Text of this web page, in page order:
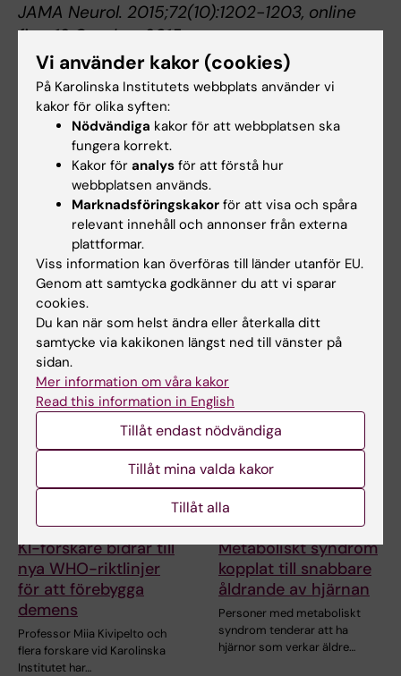
JAMA Neurol. 2015;72(10):1202-1203, online
first 12 October 2015,
doi:10.1001/jamaneurol.2015.1513
Åldrande Alzheimers sjukdom
Uppdaterad av:
Gunilla Sonnebring 2020-11-26
Dela
Relaterade artiklar
23 jul 2026
KI-forskare bidrar till
nya WHO-riktlinjer
för att förebygga
demens
Professor Miia Kivipelto och
flera forskare vid Karolinska
Institutet har…
14 jul 2026
Metaboliskt syndrom
kopplat till snabbare
åldrande av hjärnan
Personer med metaboliskt
syndrom tenderar att ha
hjärnor som verkar äldre…
Vi använder kakor (cookies)
På Karolinska Institutets webbplats använder vi
kakor för olika syften:
Nödvändiga kakor för att webbplatsen ska
fungera korrekt.
Kakor för analys för att förstå hur
webbplatsen används.
Marknadsföringskakor för att visa och spåra
relevant innehåll och annonser från externa
plattformar.
Viss information kan överföras till länder utanför EU.
Genom att samtycka godkänner du att vi sparar
cookies.
Du kan när som helst ändra eller återkalla ditt
samtycke via kakikonen längst ned till vänster på
sidan.
Mer information om våra kakor
Read this information in English
Tillåt endast nödvändiga
Tillåt mina valda kakor
Tillåt alla